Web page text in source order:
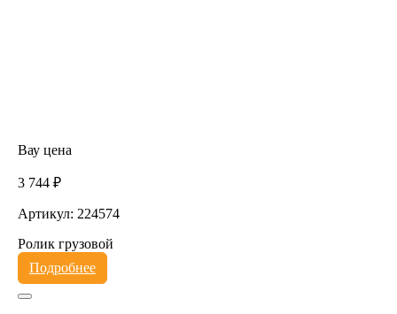
Вау цена
3 744 ₽
Артикул: 224574
Ролик грузовой
Подробнее